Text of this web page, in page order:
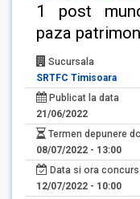
1 post
paza
Sucursala
SRTFC Timisoara
Publicat la data
21/06/2022
Termen depunere
08/07/2022 - 13:00
Data si ora concurs
12/07/2022 - 10:00